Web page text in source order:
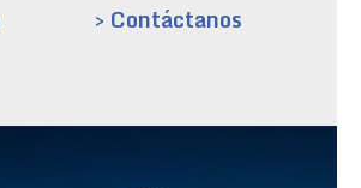
> Contáctanos